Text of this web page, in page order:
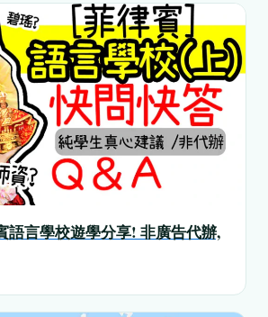
語言學校遊學分享! 非廣告代辦,